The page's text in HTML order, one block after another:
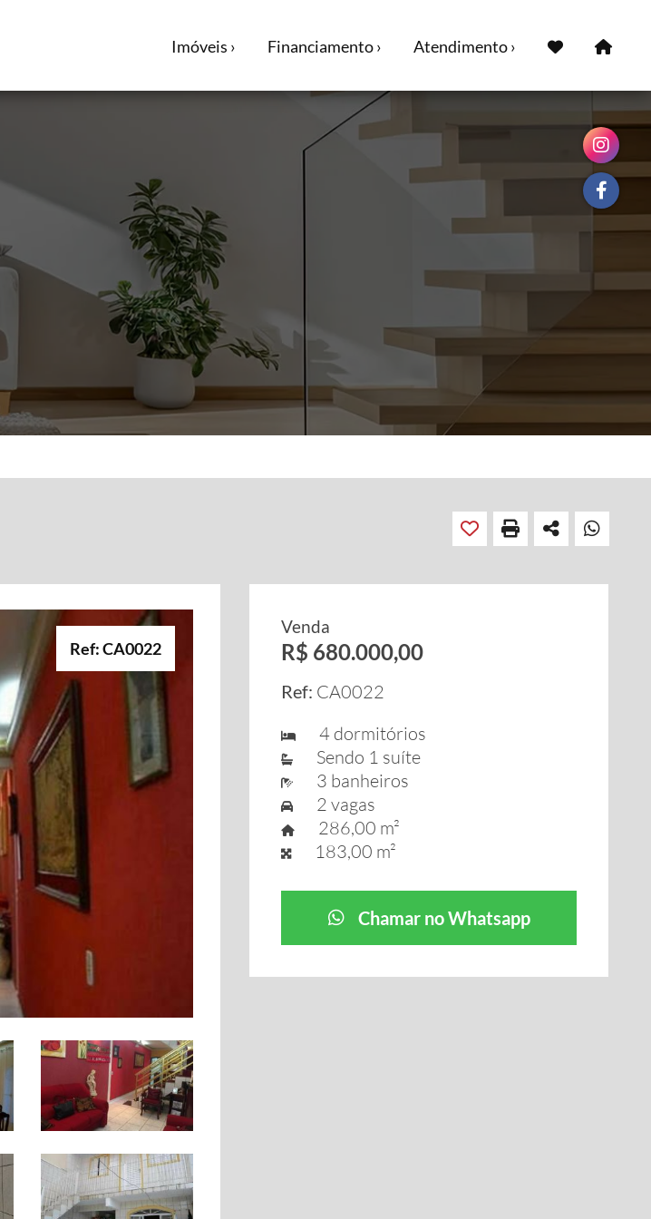
Imóveis › Financiamento › Atendimento ›
Ref: CA0022
Venda
R$ 680.000,00
Ref: CA0022
4 dormitórios
Sendo 1 suíte
3 banheiros
2 vagas
286,00 m²
183,00 m²
Chamar no Whatsapp